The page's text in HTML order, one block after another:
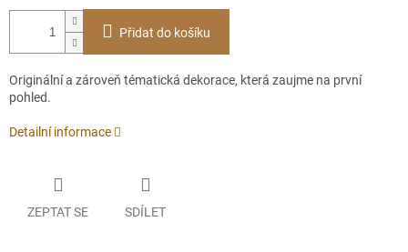
Přidat do košíku
Originální a zároveň tématická dekorace, která zaujme na první
pohled.
Detailní informace
ZEPTAT SE SDÍLET